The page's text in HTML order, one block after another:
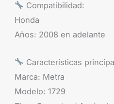
Compatibilidad:
Honda
Años: 2008 en adelante
Características
Marca: Metra
Modelo: 1729